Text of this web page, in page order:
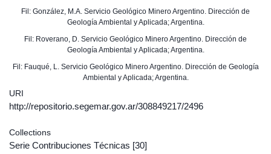
Fil: González, M.A. Servicio Geológico Minero Argentino. Dirección de
Geología Ambiental y Aplicada; Argentina.
Fil: Roverano, D. Servicio Geológico Minero Argentino. Dirección de
Geología Ambiental y Aplicada; Argentina.
Fil: Fauqué, L. Servicio Geológico Minero Argentino. Dirección de Geología
Ambiental y Aplicada; Argentina.
URI
http://repositorio.segemar.gov.ar/308849217/2496
Collections
Serie Contribuciones Técnicas [30]